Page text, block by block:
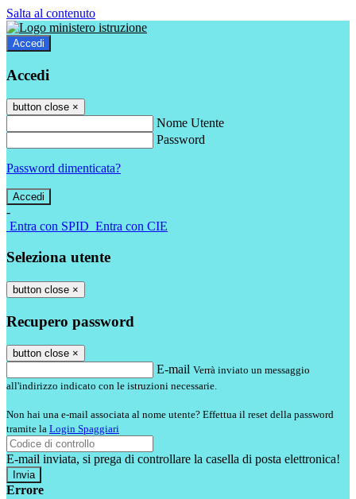
Salta al contenuto
Accedi
Accedi
button close ×
Nome Utente
Password
Password dimenticata?
-
Entra con SPID Entra con CIE
Seleziona utente
button close ×
Recupero password
button close ×
E-mail Verrà inviato un messaggio
all'indirizzo indicato con le istruzioni necessarie.
Non hai una e-mail associata al nome utente? Effettua il reset della password
tramite la Login Spaggiari
E-mail inviata, si prega di controllare la casella di posta elettronica!
Errore